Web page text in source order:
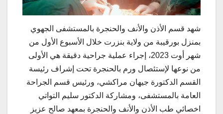
شهد قسم الأذن والأنف والحنجرة بالمستشفى الجهوي
بمنزل بورقيبة من ولاية بنزرت خلال الأسبوع الأول من
شهر أوت 2023، إجراء عملية جراحية دقيقة هي الأولى
من نوعها لإستئصال ورم بالحنجرة تحت إشراف رئيسة
القسم الدكتورة جيهان مراكشي، ورئيس قسم الجراحة
العامة بالمستشفى، ومشاركة الدكتور سليم التواتي
اخصائي طب الأذن والأنف والحنجرة بمعهد صالح عزيز